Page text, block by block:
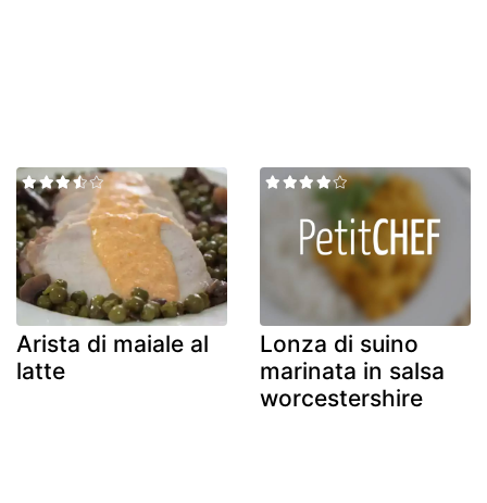
Arista di maiale al
latte
Lonza di suino
marinata in salsa
worcestershire